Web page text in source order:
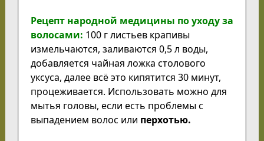
Рецепт народной медицины по уходу за
волосами: 100 г листьев крапивы
измельчаются, заливаются 0,5 л воды,
добавляется чайная ложка столового
уксуса, далее всё это кипятится 30 минут,
процеживается. Использовать можно для
мытья головы, если есть проблемы с
выпадением волос или перхотью.